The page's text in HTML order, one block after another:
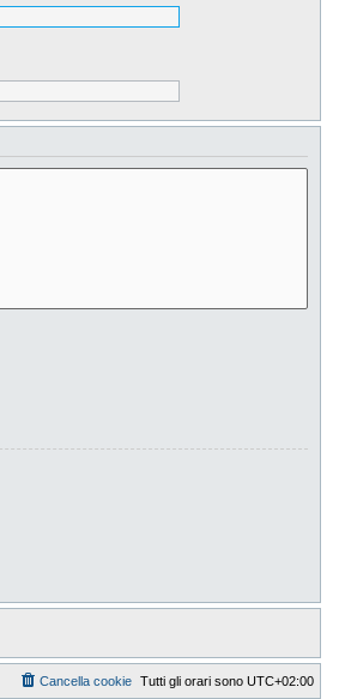
Tutti gli orari sono UTC+02:00
Cancella cookie